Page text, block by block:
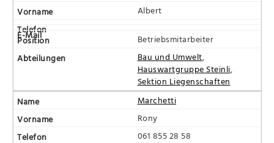
Albert
Betriebsmitarbeiter
Bau und Umwelt,
Hauswartgruppe Steinli,
Sektion Liegenschaften
Marchetti
Rony
061 855 28 58